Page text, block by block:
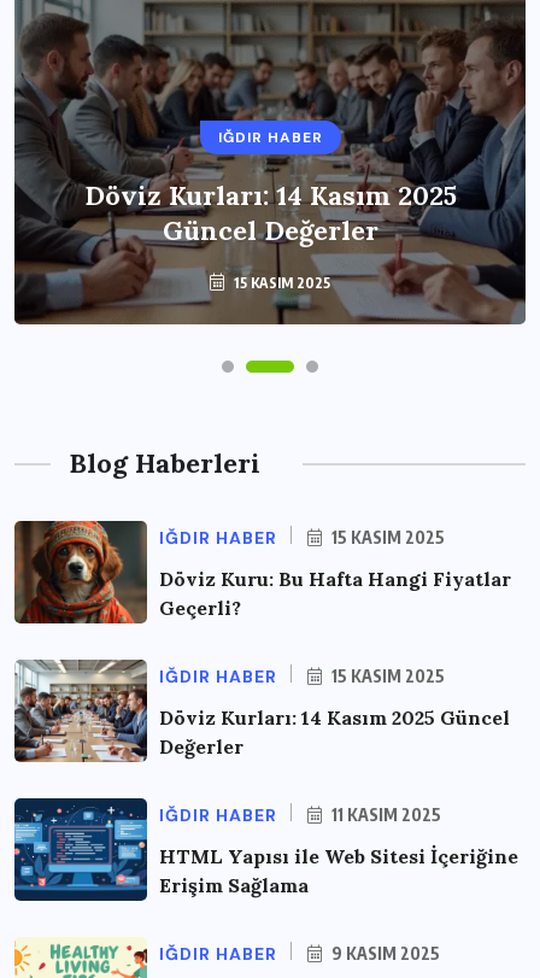
IĞDIR HABER
Döviz Kurları: 14 Kasım 2025
Güncel Değerler
15 KASIM 2025
Blog Haberleri
IĞDIR HABER 15 KASIM 2025
Döviz Kuru: Bu Hafta Hangi Fiyatlar
Geçerli?
IĞDIR HABER 15 KASIM 2025
Döviz Kurları: 14 Kasım 2025 Güncel
Değerler
IĞDIR HABER 11 KASIM 2025
HTML Yapısı ile Web Sitesi İçeriğine
Erişim Sağlama
IĞDIR HABER 9 KASIM 2025